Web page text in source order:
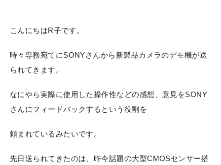
こんにちはR子です。
時々専務宛てにSONYさんから新製品カメラのデモ機が送
られてきます。
なにやら実際に使用した操作性などの感想、意見をSONY
さんにフィードバックするという役割を
頼まれているみたいです。
先日送られてきたのは、昨今話題の大型CMOSセンサー搭